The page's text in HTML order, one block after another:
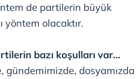
de partilerin büyük
yöntem olacaktır.
bazı koşulları var...
gündemimizde, dosyamızda